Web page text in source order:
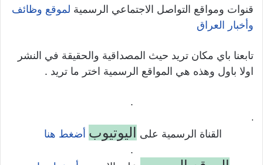
قنوات ومواقع التواصل الاجتماعي الرسمية لموقع وظائف
وأخبار العراق
تابعنا باي مكان تريد حيث المصداقية والحقيقة في النشر
اولا باول وهذه هي المواقع الرسمية اختر ما تريد .
.
.
القناة الرسمية على اليوتيوب أضغط هنا
.